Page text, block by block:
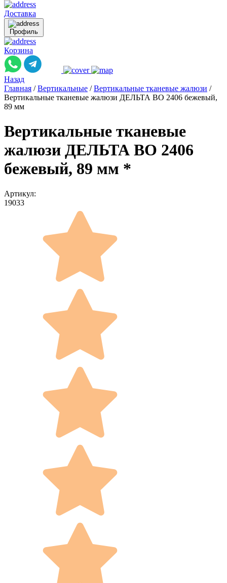
Доставка
Профиль
Корзина
Назад
Главная / Вертикальные / Вертикальные тканевые жалюзи /
Вертикальные тканевые жалюзи ДЕЛЬТА ВО 2406 бежевый,
89 мм
Вертикальные тканевые
жалюзи ДЕЛЬТА ВО 2406
бежевый, 89 мм *
Артикул:
19033